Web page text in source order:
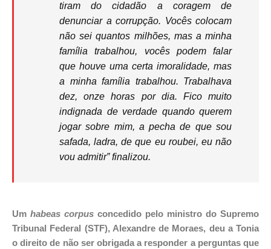
tiram do cidadão a coragem de
denunciar a corrupção. Vocês colocam
não sei quantos milhões, mas a minha
família trabalhou, vocês podem falar
que houve uma certa imoralidade, mas
a minha família trabalhou. Trabalhava
dez, onze horas por dia. Fico muito
indignada de verdade quando querem
jogar sobre mim, a pecha de que sou
safada, ladra, de que eu roubei, eu não
vou admitir” finalizou.
Um habeas corpus concedido pelo ministro do Supremo
Tribunal Federal (STF), Alexandre de Moraes, deu a Tonia
o direito de não ser obrigada a responder a perguntas que